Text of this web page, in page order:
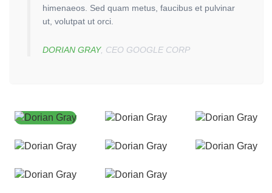
himenaeos. Sed quam metus, faucibus et pulvinar
ut, volutpat ut orci.
DORIAN GRAY, CEO GOOGLE CORP